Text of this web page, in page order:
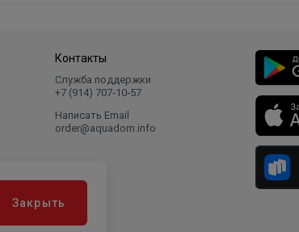
Контакты
Служба поддержки
+7 (914) 707‑10‑57
Написать Email
order@aquadom.info
Закрыть